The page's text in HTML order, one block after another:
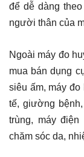
để dễ dàng
người thân của
Ngoài máy đo
mua bán dụng
siêu ấm, máy
tế, giường
trùng, máy điện
chăm sóc da,